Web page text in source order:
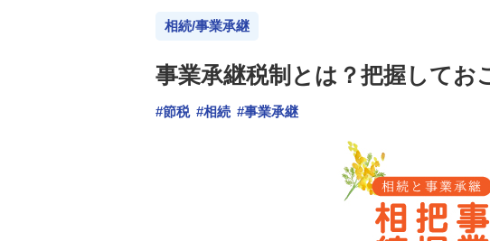
相続/事業承継
事業承継税制とは？把握してお
#節税 #相続 #事業承継